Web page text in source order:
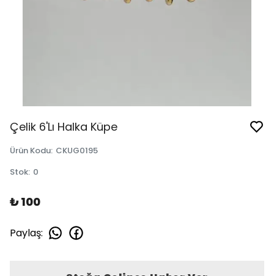
Çelik 6'Lı Halka Küpe
Ürün Kodu: CKUG0195
Stok: 0
₺ 100
Paylaş: